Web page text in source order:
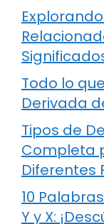
Todo lo
Derivada
Tipos de
Completa
Diferentes
10
Y y X: